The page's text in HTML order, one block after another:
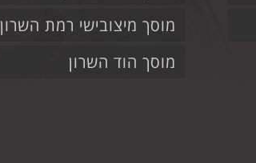
מוסך מיצובישי רמת השרון
מוסך הוד השרון